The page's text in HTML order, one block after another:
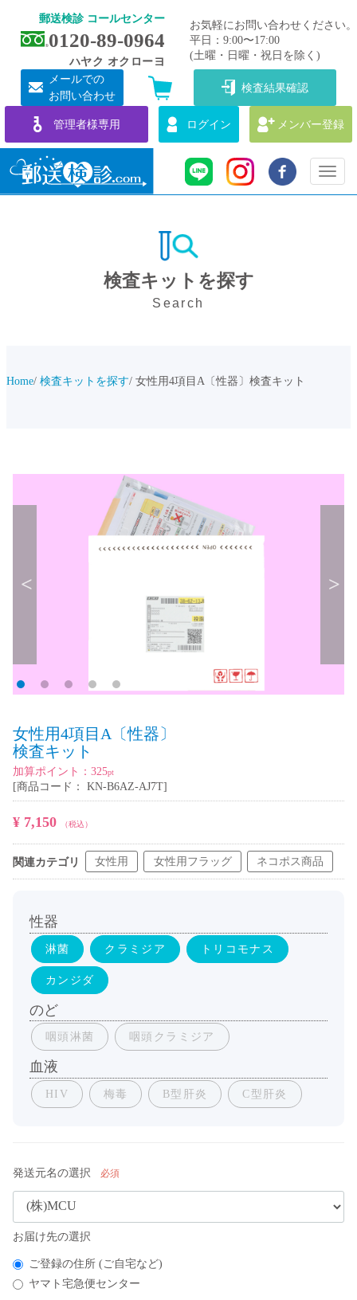
郵送検診 コールセンター
0120-89-0964
ハヤク オクローヨ
お気軽にお問い合わせください。
平日：9:00〜17:00
(土曜・日曜・祝日を除く)
メールでの
お問い合わせ
検査結果確認
管理者様専用 ログイン メンバー登録
Toggle
検査キットを探す
Search
Home 検査キットを探す 女性用4項目A〔性器〕検査キット
女性用4項目A〔性器〕
検査キット
加算ポイント： 325pt
[商品コード： KN-B6AZ-AJ7T]
¥ 7,150 （税込）
関連カテゴリ 女性用 女性用フラッグ ネコポス商品
性器
淋菌 クラミジア トリコモナス
カンジダ
のど
咽頭淋菌 咽頭クラミジア
血液
HIV 梅毒 B型肝炎 C型肝炎
発送元名の選択 必須
お届け先の選択
ご登録の住所 (ご自宅など)​
ヤマト宅急便センター​